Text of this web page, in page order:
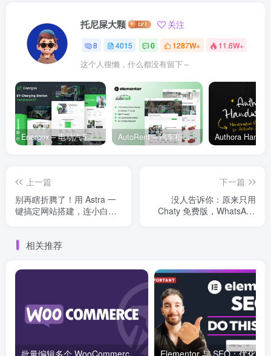
托尼屎大颗 关注
8 4015 0 1287W+ 11.6W+
这个人很懒，什么都没有留下～
Energox – 电动汽车充电站 Elementor 模板套件 AutoRent – 汽车租赁服务 Elementor 模板套件
上一篇
别再瞎折腾了！用 Astra 一
键搞定网站搭建，连小白都
下一篇
没人告诉你：原来只用
Chaty 免费版，WhatsApp
相关推荐
批量编辑多个 WooCommerce 产品变体价格的 2 个方法？